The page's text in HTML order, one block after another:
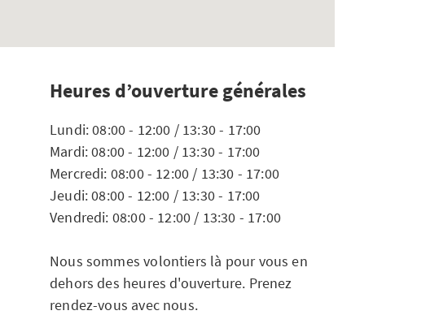
Heures d’ouverture générales
Lundi: 08:00 - 12:00 / 13:30 - 17:00
Mardi: 08:00 - 12:00 / 13:30 - 17:00
Mercredi: 08:00 - 12:00 / 13:30 - 17:00
Jeudi: 08:00 - 12:00 / 13:30 - 17:00
Vendredi: 08:00 - 12:00 / 13:30 - 17:00
Nous sommes volontiers là pour vous en
dehors des heures d'ouverture. Prenez
rendez-vous avec nous.